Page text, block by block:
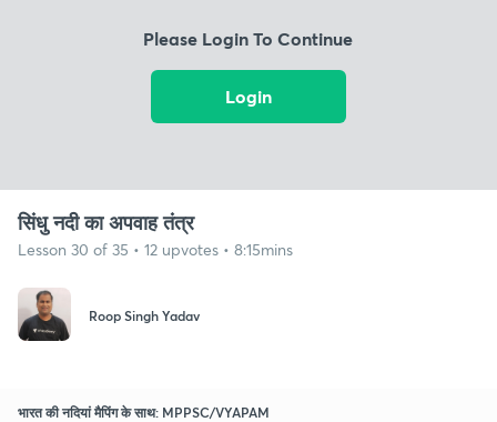
Please Login To Continue
Login
सिंधु नदी का अपवाह तंत्र
Lesson 30 of 35 • 12 upvotes • 8:15mins
Roop Singh Yadav
भारत की नदियां मैपिंग के साथ: MPPSC/VYAPAM